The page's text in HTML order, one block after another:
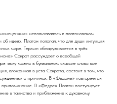
использовалось в платоновском
идеях. Платон полагал, что для души интуиция
мире. Термин обнаруживается в трёх
Сократ рассуждает о всеобщей
чему можно в буквальном смысле слова всё
вложенная в уста Сократа, состоит в том, что
о причинах. В «Федоне» повторяется
В «Федре» Платон постулирует
в таинства и приближение к духовному